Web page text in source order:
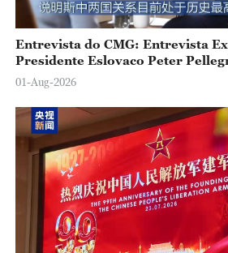
Entrevista do CMG: Entrevista
Presidente Eslovaco Peter
01-Aug-2026